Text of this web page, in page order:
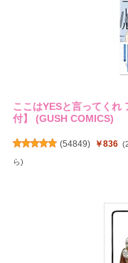
ここはYESと言ってくれ
付】 (GUSH COMICS)
(54849) ￥836
ら)